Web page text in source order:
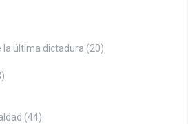
la última dictadura (20)
(44)